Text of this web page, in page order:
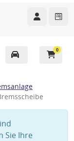
0
Sie Ihre